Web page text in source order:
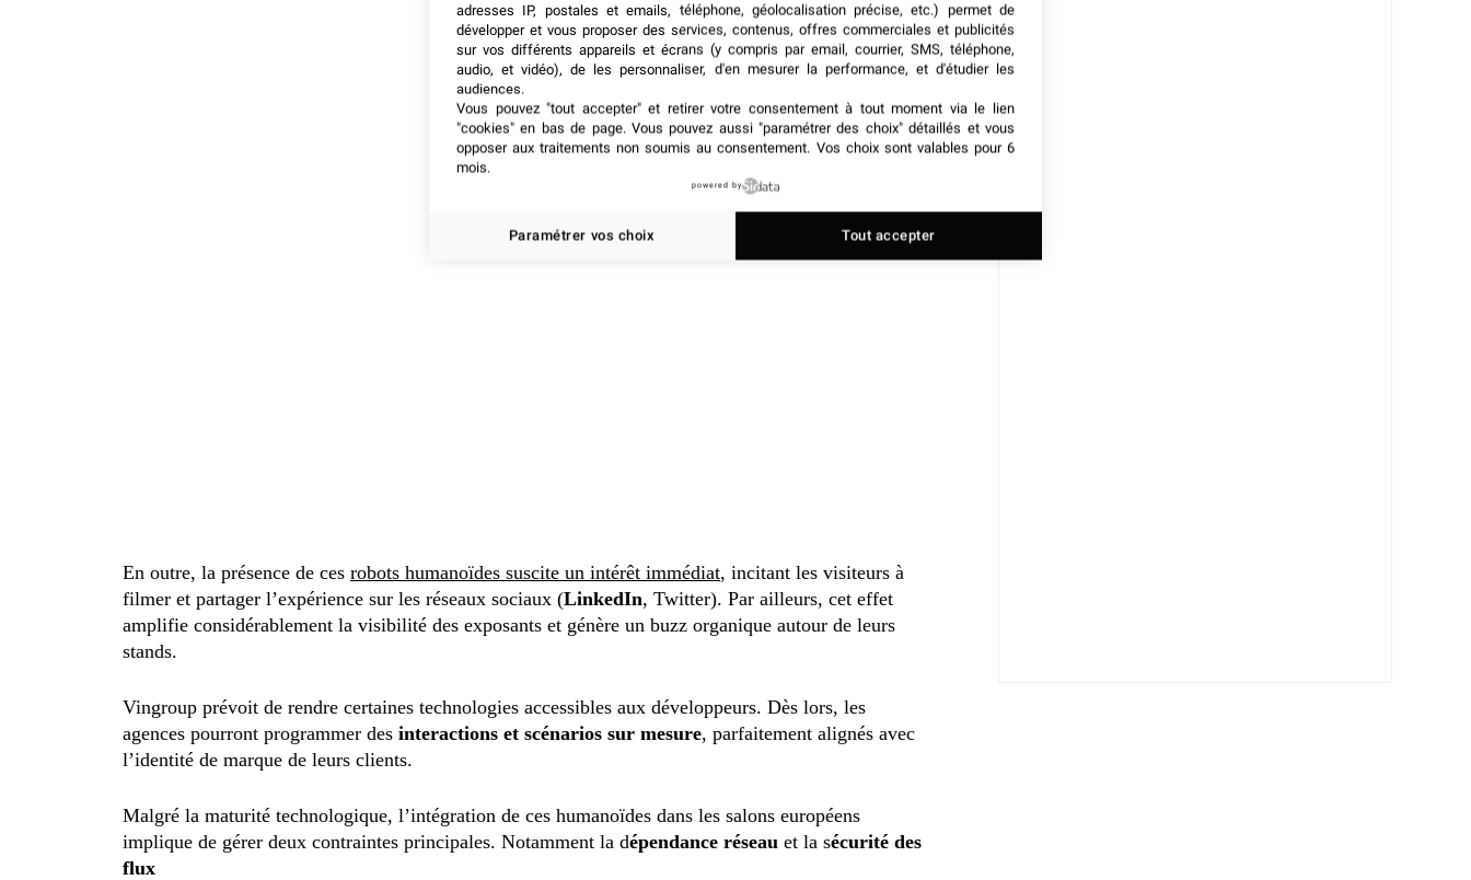
En outre, la présence de ces robots humanoïdes suscite un intérêt immédiat, incitant les visiteurs à
filmer et partager l’expérience sur les réseaux sociaux (LinkedIn, Twitter). Par ailleurs, cet effet
amplifie considérablement la visibilité des exposants et génère un buzz organique autour de leurs
stands.
Vingroup prévoit de rendre certaines technologies accessibles aux développeurs. Dès lors, les
agences pourront programmer des interactions et scénarios sur mesure, parfaitement alignés avec
l’identité de marque de leurs clients.
Malgré la maturité technologique, l’intégration de ces humanoïdes dans les salons européens
implique de gérer deux contraintes principales. Notamment la dépendance réseau et la sécurité des
flux
adresses IP, postales et emails, téléphone, géolocalisation précise, etc.) permet de
développer et vous proposer des services, contenus, offres commerciales et publicités
sur vos différents appareils et écrans (y compris par email, courrier, SMS, téléphone,
audio, et vidéo), de les personnaliser, d'en mesurer la performance, et d'étudier les
audiences.
Vous pouvez "tout accepter" et retirer votre consentement à tout moment via le lien
"cookies" en bas de page. Vous pouvez aussi "paramétrer des choix" détaillés et vous
opposer aux traitements non soumis au consentement. Vos choix sont valables pour 6
mois.
powered by
Paramétrer vos choix Tout accepter